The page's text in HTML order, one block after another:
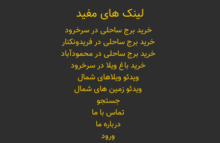
لینک های مفید
خرید برج ساحلی در سرخرود
خرید برج ساحلی در فریدونکنار
خرید برج ساحلی در محمودآباد
خرید باغ ویلا در سرخرود
ویدئو ویلاهای شمال
ویدئو زمین های شمال
جستجو
تماس با ما
درباره ما
ورود